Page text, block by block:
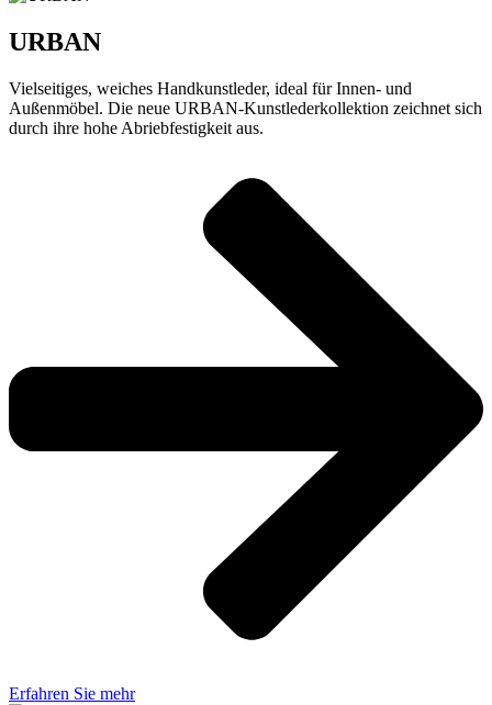
URBAN
Vielseitiges, weiches Handkunstleder, ideal für Innen- und
Außenmöbel. Die neue URBAN-Kunstlederkollektion zeichnet sich
durch ihre hohe Abriebfestigkeit aus.
Erfahren Sie mehr